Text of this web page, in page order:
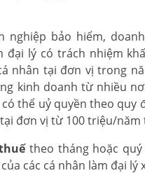
nghiệp bảo hiểm,
lý có trách nhiệm
nhân tại đơn vị trong
kinh doanh từ nhiều
thể uỷ quyền theo
đơn vị từ 100 triệu/năm
theo tháng hoặc quý
các cá nhân làm đại lý